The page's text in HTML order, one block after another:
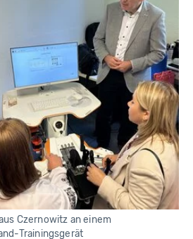
Czernowitz an einem
Trainingsgerät